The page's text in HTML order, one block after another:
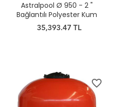
Astralpool Ø 950 - 2 "
Bağlantılı Polyester Kum
Filtresi
35,393.47 TL
favorite_border